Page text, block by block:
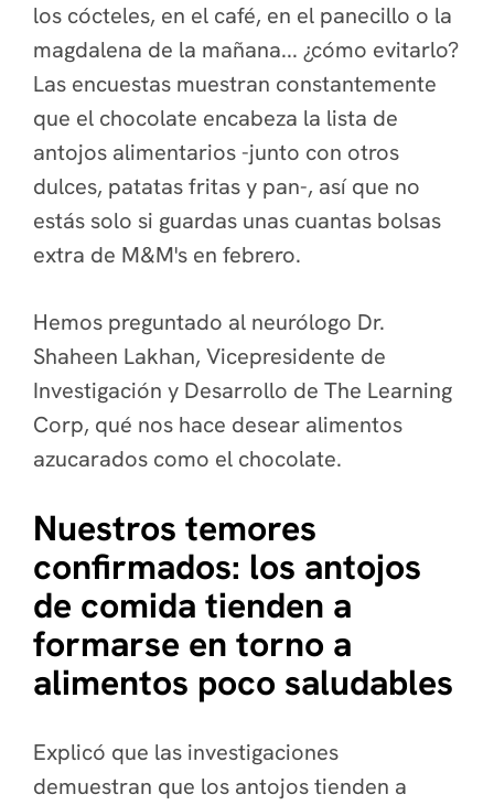
los cócteles, en el café, en el panecillo o la
magdalena de la mañana... ¿cómo evitarlo?
Las encuestas muestran constantemente
que el chocolate encabeza la lista de
antojos alimentarios -junto con otros
dulces, patatas fritas y pan-, así que no
estás solo si guardas unas cuantas bolsas
extra de M&M's en febrero.
Hemos preguntado al neurólogo Dr.
Shaheen Lakhan, Vicepresidente de
Investigación y Desarrollo de The Learning
Corp, qué nos hace desear alimentos
azucarados como el chocolate.
Nuestros temores
confirmados: los antojos
de comida tienden a
formarse en torno a
alimentos poco saludables
Explicó que las investigaciones
demuestran que los antojos tienden a